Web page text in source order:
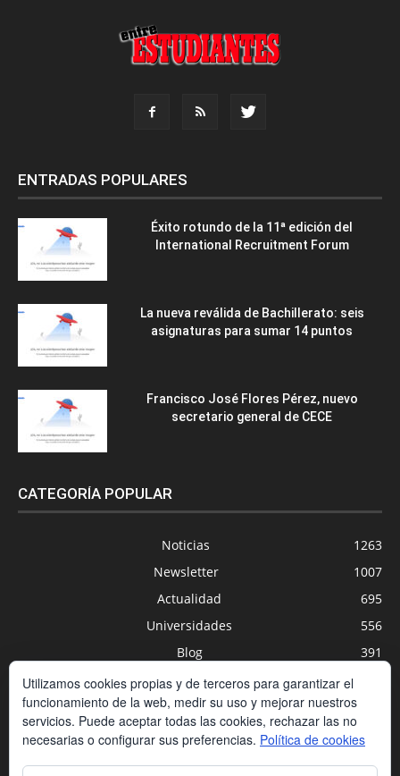
ENTRADAS POPULARES
Éxito rotundo de la 11ª edición del
International Recruitment Forum
La nueva reválida de Bachillerato: seis
asignaturas para sumar 14 puntos
Francisco José Flores Pérez, nuevo
secretario general de CECE
CATEGORÍA POPULAR
Noticias
1263
Newsletter
1007
Actualidad
695
Universidades
556
Blog
391
Agenda
Nuevas Tecnologías
Estudios
Utilizamos cookies propias y de terceros para garantizar el
funcionamiento de la web, medir su uso y mejorar nuestros
servicios. Puede aceptar todas las cookies, rechazar las no
necesarias o configurar sus preferencias. Política de cookies